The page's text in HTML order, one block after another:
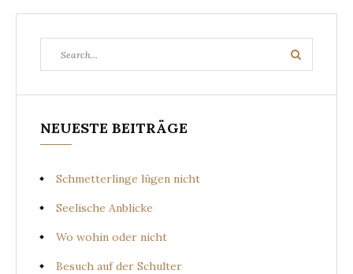
for:
Search
NEUESTE BEITRÄGE
Schmetterlinge lügen nicht
Seelische Anblicke
Wo wohin oder nicht
Besuch auf der Schulter